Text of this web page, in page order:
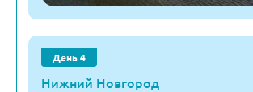
День 4
Нижний Новгород